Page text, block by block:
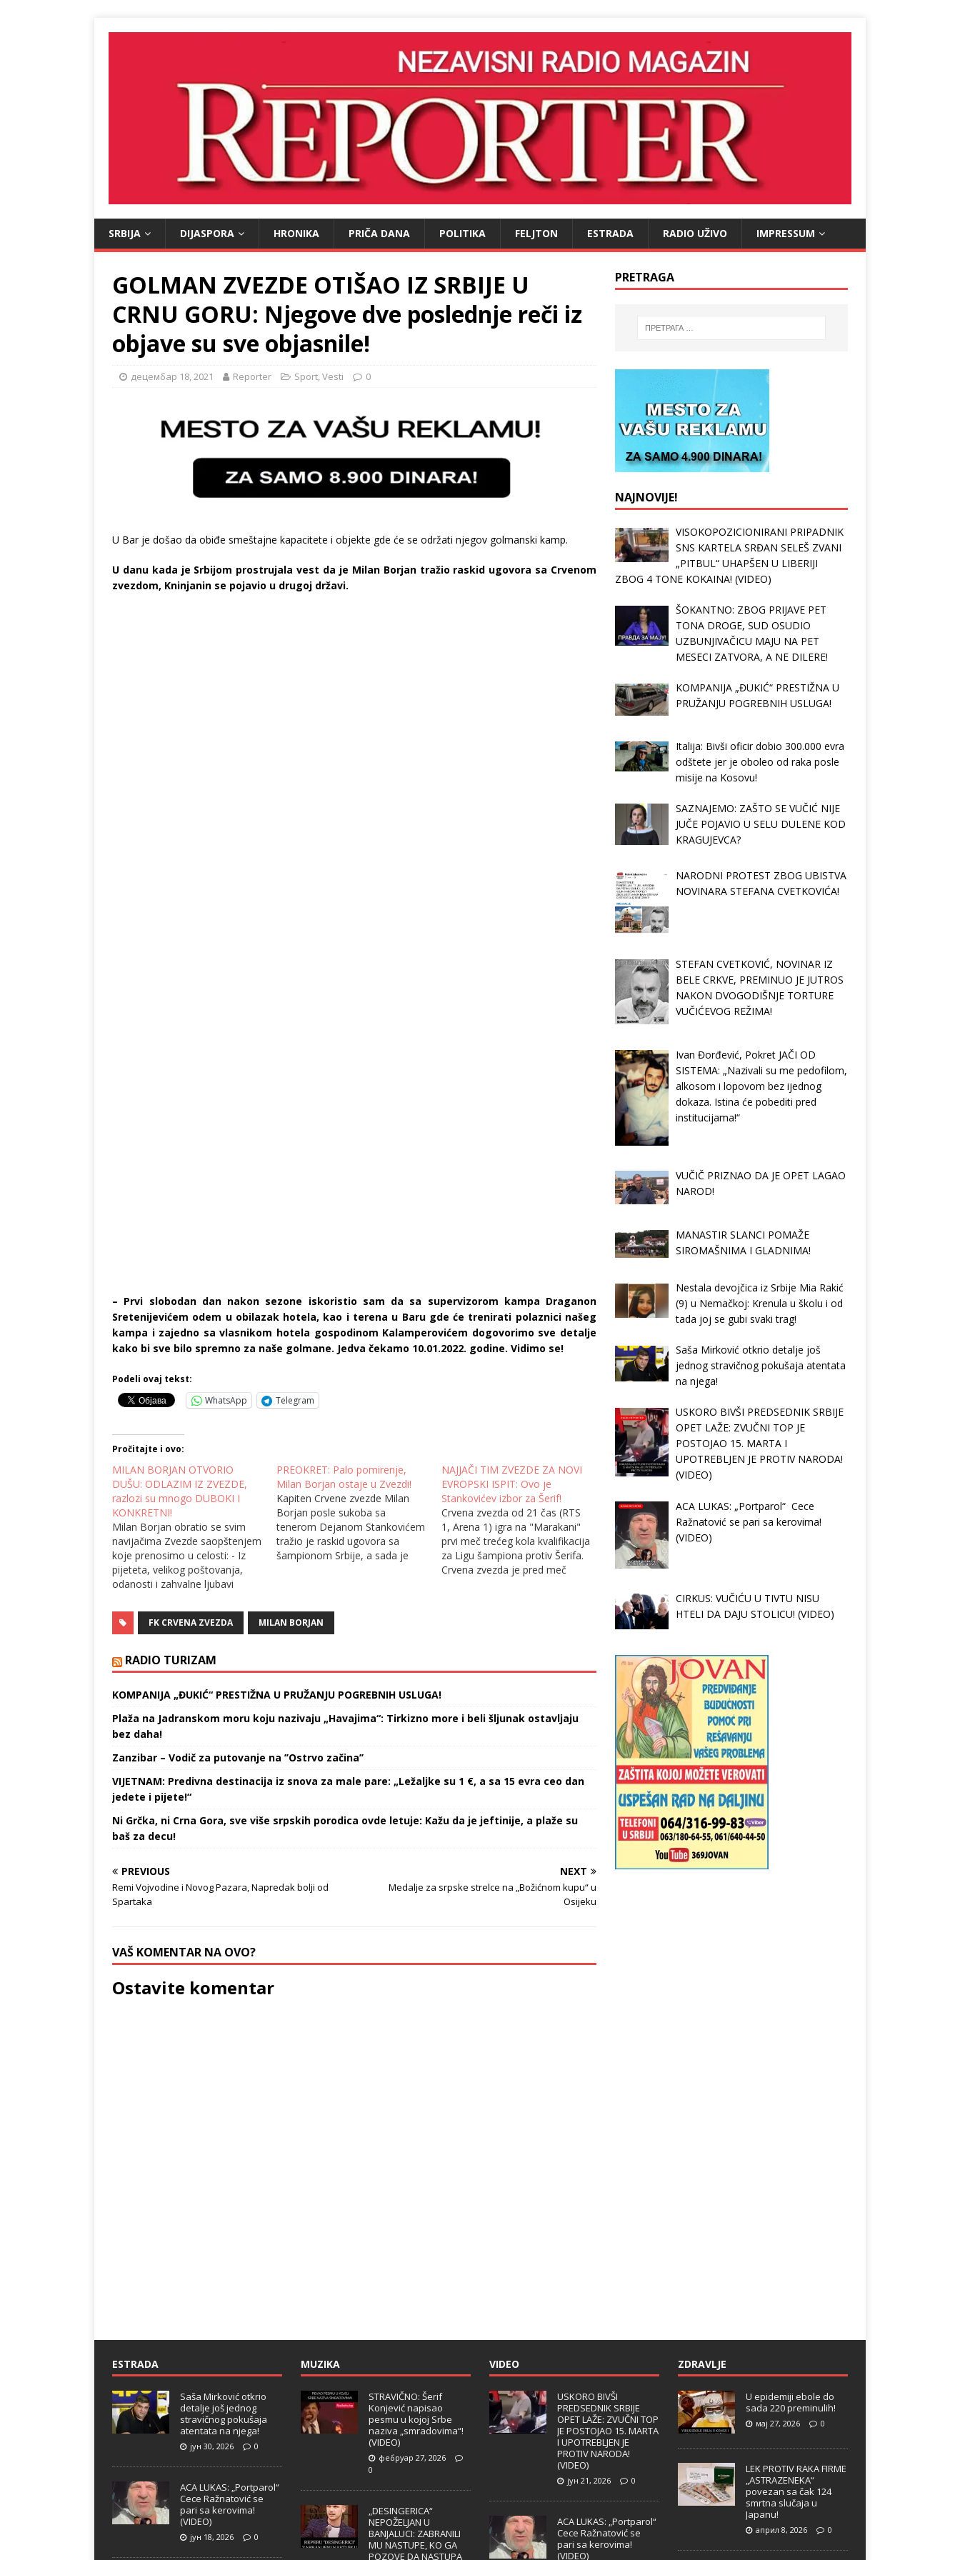
SRBIJA DIJASPORA HRONIKA PRIČA DANA POLITIKA FELJTON ESTRADA RADIO UŽIVO IMPRESSUM
GOLMAN ZVEZDE OTIŠAO IZ SRBIJE U
CRNU GORU: Njegove dve poslednje reči iz
objave su sve objasnile!
децембар 18, 2021 Reporter Sport,Vesti 0
U Bar je došao da obiđe smeštajne kapacitete i objekte gde će se održati njegov golmanski kamp.
U danu kada je Srbijom prostrujala vest da je Milan Borjantražio raskid ugovora sa Crvenom
zvezdom, Kninjanin se pojavio u drugoj državi.
– Prvi slobodan dan nakon sezone iskoristio sam da sa supervizorom kampa Draganon
Sretenijevićem odem u obilazak hotela, kao i terena u Baru gde će trenirati polaznici našeg
kampa i zajedno sa vlasnikom hotela gospodinom Kalamperovićem dogovorimo sve detalje
kako bi sve bilo spremno za naše golmane. Jedva čekamo 10.01.2022. godine. Vidimo se!
Podeli ovaj tekst:
WhatsApp
Telegram
Pročitajte i ovo:
MILAN BORJAN OTVORIO
DUŠU: ODLAZIM IZ ZVEZDE,
razlozi su mnogo DUBOKI I
KONKRETNI!
Milan Borjan obratio se svim
navijačima Zvezde saopštenjem
koje prenosimo u celosti: - Iz
pijeteta, velikog poštovanja,
odanosti i zahvalne ljubavi
odgovornosti prema medijima
sa kojima imam sjajnu saradnju
izlaganje Borjan. Usledili su
detalji: - Juče je u medijima
PREOKRET: Palo pomirenje,
Milan Borjan ostaje u Zvezdi!
Kapiten Crvene zvezde Milan
Borjan posle sukoba sa
tenerom Dejanom Stankovićem
tražio je raskid ugovora sa
šampionom Srbije, a sada je
neće Milan Borjan nigde. Nakon
što je Borjan na Instagramu
NAJJAČI TIM ZVEZDE ZA NOVI
EVROPSKI ISPIT: Ovo je
Stankovićev izbor za Šerif!
Crvena zvezda od 21 čas (RTS
1, Arena 1) igra na "Marakani"
prvi meč trećeg kola kvalifikacija
za Ligu šampiona protiv Šerifa.
Crvena zvezda je pred meč
FK CRVENA ZVEZDA MILAN BORJAN
RADIO TURIZAM
KOMPANIJA „ĐUKIĆ“ PRESTIŽNA U PRUŽANJU POGREBNIH USLUGA!
Plaža na Jadranskom moru koju nazivaju „Havajima“: Tirkizno more i beli šljunak ostavljaju
bez daha!
Zanzibar – Vodič za putovanje na ’’Ostrvo začina’’
VIJETNAM: Predivna destinacija iz snova za male pare: „Ležaljke su 1 €, a sa 15 evra ceo dan
jedete i pijete!“
Ni Grčka, ni Crna Gora, sve više srpskih porodica ovde letuje: Kažu da je jeftinije, a plaže su
baš za decu!
PREVIOUS
Remi Vojvodine i Novog Pazara, Napredak bolji od
Spartaka
NEXT
Medalje za srpske strelce na „Božićnom kupu“ u
Osijeku
VAŠ KOMENTAR NA OVO?
Ostavite komentar
PRETRAGA
NAJNOVIJE!
VISOKOPOZICIONIRANI PRIPADNIK
SNS KARTELA SRĐAN SELEŠ ZVANI
„PITBUL“ UHAPŠEN U LIBERIJI
ZBOG 4 TONE KOKAINA! (VIDEO)
ŠOKANTNO: ZBOG PRIJAVE PET
TONA DROGE, SUD OSUDIO
UZBUNJIVAČICU MAJU NA PET
MESECI ZATVORA, A NE DILERE!
KOMPANIJA „ĐUKIĆ“ PRESTIŽNA U
PRUŽANJU POGREBNIH USLUGA!
Italija: Bivši oficir dobio 300.000 evra
odštete jer je oboleo od raka posle
misije na Kosovu!
SAZNAJEMO: ZAŠTO SE VUČIĆ NIJE
JUČE POJAVIO U SELU DULENE KOD
KRAGUJEVCA?
NARODNI PROTEST ZBOG UBISTVA
NOVINARA STEFANA CVETKOVIĆA!
STEFAN CVETKOVIĆ, NOVINAR IZ
BELE CRKVE, PREMINUO JE JUTROS
NAKON DVOGODIŠNJE TORTURE
VUČIĆEVOG REŽIMA!
Ivan Đorđević, Pokret JAČI OD
SISTEMA: „Nazivali su me pedofilom,
alkosom i lopovom bez ijednog
dokaza. Istina će pobediti pred
institucijama!“
VUČIČ PRIZNAO DA JE OPET LAGAO
NAROD!
MANASTIR SLANCI POMAŽE
SIROMAŠNIMA I GLADNIMA!
Nestala devojčica iz Srbije Mia Rakić
(9) u Nemačkoj: Krenula u školu i od
tada joj se gubi svaki trag!
Saša Mirković otkrio detalje još
jednog stravičnog pokušaja atentata
na njega!
USKORO BIVŠI PREDSEDNIK SRBIJE
OPET LAŽE: ZVUČNI TOP JE
POSTOJAO 15. MARTA I
UPOTREBLJEN JE PROTIV NARODA!
(VIDEO)
ACA LUKAS: „Portparol“ Cece
Ražnatović se pari sa kerovima!
(VIDEO)
CIRKUS: VUČIĆU U TIVTU NISU
HTELI DA DAJU STOLICU! (VIDEO)
ESTRADA
Saša Mirković otkrio
detalje još jednog
stravičnog pokušaja
atentata na njega!
јун 30, 2026 0
ACA LUKAS: „Portparol“
Cece Ražnatović se
pari sa kerovima!
(VIDEO)
јун 18, 2026 0
MUZIKA
STRAVIČNO: Šerif
Konjević napisao
pesmu u kojoj Srbe
naziva „smradovima“!
(VIDEO)
фебруар 27, 2026
0
„DESINGERICA“
NEPOŽELJAN U
BANJALUCI: ZABRANILI
MU NASTUPE, KO GA
POZOVE DA NASTUPA
VIDEO
USKORO BIVŠI
PREDSEDNIK SRBIJE
OPET LAŽE: ZVUČNI TOP
JE POSTOJAO 15. MARTA
I UPOTREBLJEN JE
PROTIV NARODA!
(VIDEO)
јун 21, 2026 0
ACA LUKAS: „Portparol“
Cece Ražnatović se
pari sa kerovima!
(VIDEO)
ZDRAVLJE
U epidemiji ebole do
sada 220 preminulih!
мај 27, 2026 0
LEK PROTIV RAKA FIRME
„ASTRAZENEKA“
povezan sa čak 124
smrtna slučaja u
Japanu!
април 8, 2026 0